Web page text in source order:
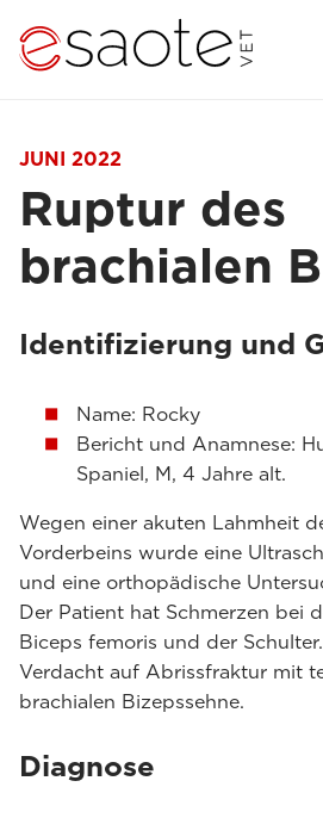
JUNI 2022
Ruptur des
brachialen
Identifizierung und
Name: Rocky
Bericht und Anamnese:
Spaniel, M, 4 Jahre alt.
Wegen einer akuten Lahmheit
Vorderbeins wurde eine
und eine orthopädische
Der Patient hat Schmerzen bei
Biceps femoris und der Schulter.
Verdacht auf Abrissfraktur mit
brachialen Bizepssehne.
Diagnose